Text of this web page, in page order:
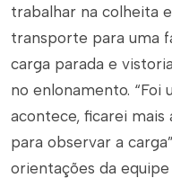
trabalhar na colheita
transporte para uma
carga parada e
no enlonamento. “Foi
acontece, ficarei
para observar a
orientações da